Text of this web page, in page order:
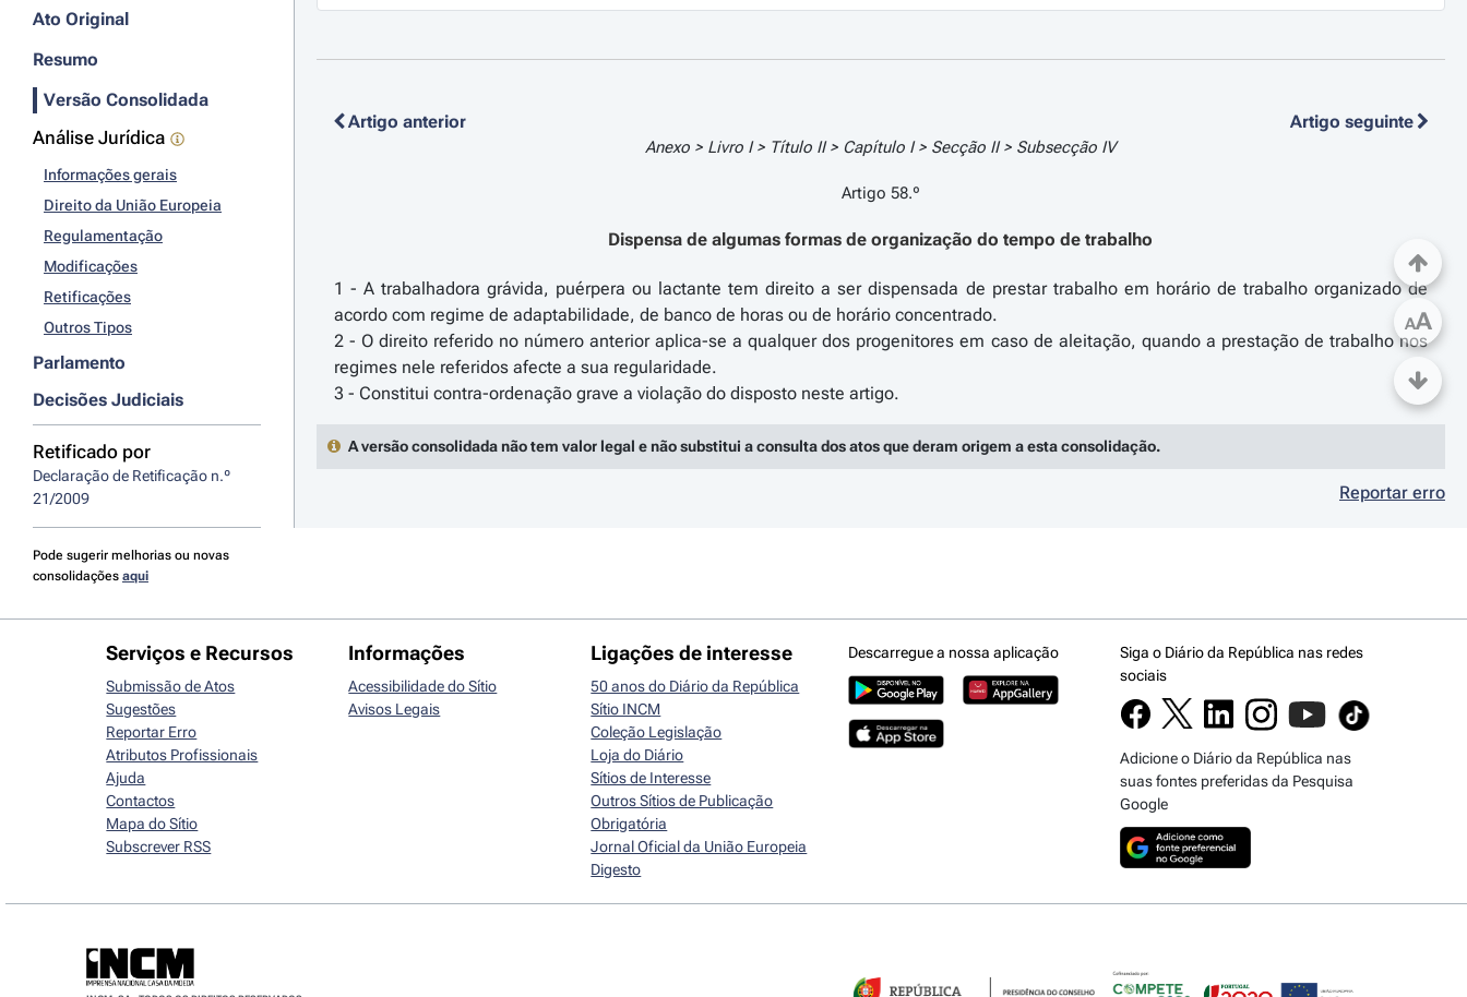
Ato Original
Resumo
Versão Consolidada
Análise Jurídica
Informações gerais
Direito da União Europeia
Regulamentação
Modificações
Retificações
Outros Tipos
Parlamento
Decisões Judiciais
Retificado por
Declaração de Retificação n.º
21/2009
Pode sugerir melhorias ou novas
consolidações aqui
Artigo anterior Artigo seguinte
Anexo > Livro I > Título II > Capítulo I > Secção II > Subsecção IV
Artigo 58.º
Dispensa de algumas formas de organização do tempo de trabalho
1 - A trabalhadora grávida, puérpera ou lactante tem direito a ser dispensada de prestar trabalho em horário de trabalho organizado de
acordo com regime de adaptabilidade, de banco de horas ou de horário concentrado.
2 - O direito referido no número anterior aplica-se a qualquer dos progenitores em caso de aleitação, quando a prestação de trabalho nos
regimes nele referidos afecte a sua regularidade.
A versão consolidada não tem valor legal e não substitui a consulta dos atos que deram origem a esta consolidação.
Reportar erro
AA
Serviços e Recursos
Submissão de Atos
Sugestões
Reportar Erro
Atributos Profissionais
Ajuda
Contactos
Mapa do Sítio
Subscrever RSS
Informações
Acessibilidade do Sítio
Avisos Legais
Ligações de interesse
50 anos do Diário da República
Sítio INCM
Coleção Legislação
Loja do Diário
Sítios de Interesse
Outros Sítios de Publicação
Obrigatória
Jornal Oficial da União Europeia
Digesto
Descarregue a nossa aplicação
Siga o Diário da República nas redes
sociais
Adicione o Diário da República nas
suas fontes preferidas da Pesquisa
Google